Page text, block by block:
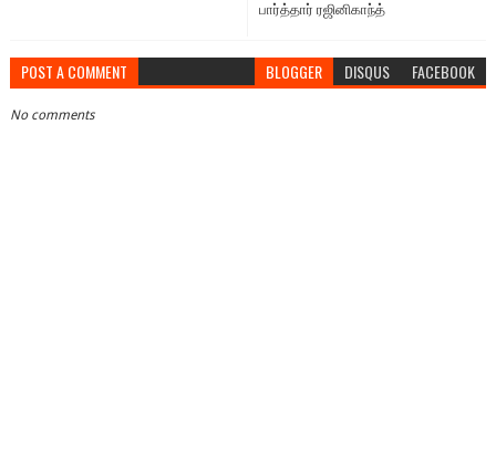
பார்த்தார் ரஜினிகாந்த்
POST A COMMENT BLOGGER DISQUS FACEBOOK
No comments